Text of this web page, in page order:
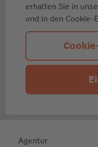
erhalten Sie in
und in den Cookie-
Agentur